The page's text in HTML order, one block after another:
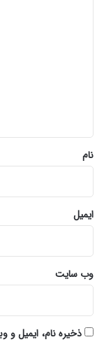
نام
ایمیل
وب‌ سایت
ذخیره نام، ایمیل و